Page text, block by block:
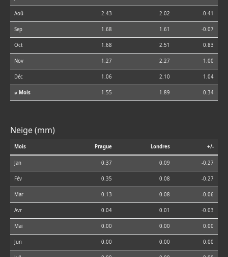
Aoû 2.43 2.02 -0.41
Sep 1.68 1.61 -0.07
Oct 1.68 2.51 0.83
Nov 1.27 2.27 1.00
Déc 1.06 2.10 1.04
⌀ Mois 1.55 1.89 0.34
Neige (mm)
Mois Prague Londres +/-
Jan 0.37 0.09 -0.27
Fév 0.35 0.08 -0.27
Mar 0.13 0.08 -0.06
Avr 0.04 0.01 -0.03
Mai 0.00 0.00 0.00
Jun 0.00 0.00 0.00